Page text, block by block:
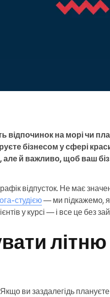
відпочинок на морі чи
бізнесом у сфері
але й важливо, щоб ваш
відпусток. Не має
студією— ми підкажемо,
у курсі — і все це без
літню
ви заздалегідь плануєте